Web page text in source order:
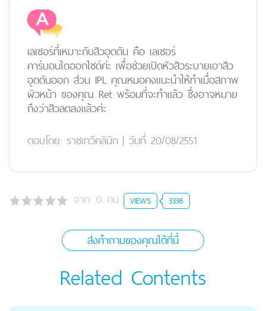
เลเซอร์ที่เหมาะกับสิวอุดตัน คือ เลเซอร์
คาร์บอนไดออกไซด์ค่ะ เพื่อช่วยเปิดหัวสิวระบายเอาสิว
อุดตันออก ส่วน IPL คุณหมอคงแนะนำให้ทำเมื่อสภาพ
ผิวหน้า ของคุณ Ret พร้อมที่จะทำแล้ว ซึ่งอาจหมาย
ถึงว่าสิวลดลงแล้วค่ะ
ตอบโดย: ราชเทวีคลินิก | วันที่ 20/08/2551
จาก: 0 คน VIEWS 3336
ส่งคำถามของคุณได้ที่นี่
Related Contents